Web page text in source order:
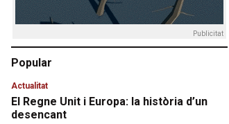
Publicitat
Popular
Actualitat
El Regne Unit i Europa: la història d’un
desencant